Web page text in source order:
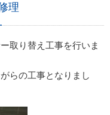
理
取り替え工事を行いま
らの工事となりまし